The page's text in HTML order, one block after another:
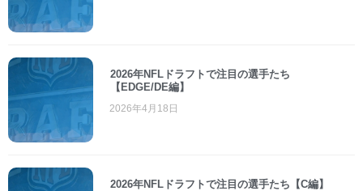
2026年NFLドラフトで注目の選手たち
【EDGE/DE編】
2026年4月18日
2026年NFLドラフトで注目の選手たち【C編】